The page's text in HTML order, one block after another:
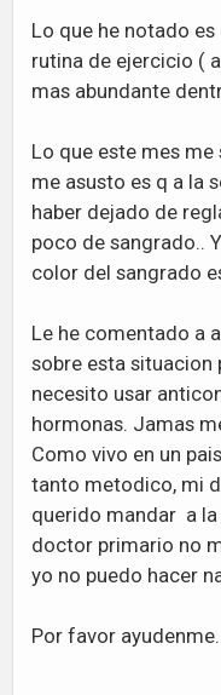
Lo que he notado
rutina de ejercicio (
mas abundante
Lo que este mes
me asusto es q a la
haber dejado de
poco de sangrado..
color del sangrado
Le he comentado a
sobre esta
necesito usar
hormonas. Jamas
Como vivo en un
tanto metodico, mi
querido mandar a
doctor primario no
yo no puedo hacer
Por favor